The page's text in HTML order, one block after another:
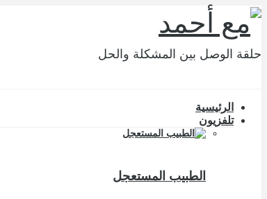
حلقة الوصل بين المشكلة والحل
الرئيسية
تلفزيون
الطبيب المستعجل